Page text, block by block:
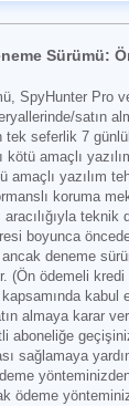
Sürümü:
SpyHunter Pro
satın
seferlik 7
amaçlı
yazılım
koruma
aracılığıyla
boyunca
deneme
(Ön ödemeli kredi
kabul
almaya karar
aboneliğe
sağlamaya
ödeme